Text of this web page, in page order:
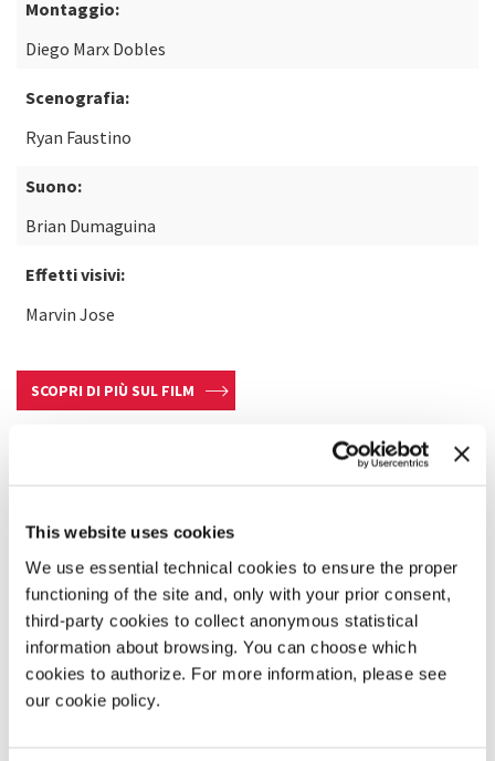
This website uses cookies
We use essential technical cookies to ensure the proper
functioning of the site and, only with your prior consent,
third-party cookies to collect anonymous statistical
information about browsing. You can choose which
cookies to authorize. For more information, please see
our cookie policy.
Montaggio:
Diego Marx Dobles
Scenografia:
Ryan Faustino
Suono:
Brian Dumaguina
Effetti visivi:
Marvin Jose
SCOPRI DI PIÙ SUL FILM